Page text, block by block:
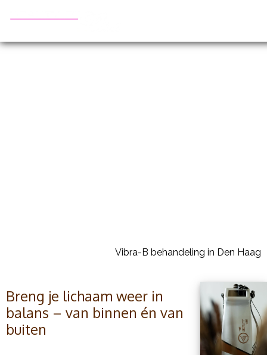
Vibra-B behandeling in Den Haag
Breng je lichaam weer in
balans – van binnen én van
buiten